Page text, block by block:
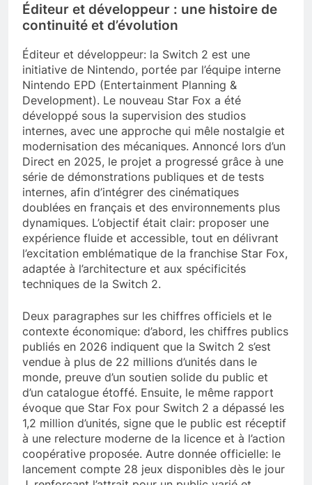
Éditeur et développeur : une histoire de
continuité et d’évolution
Éditeur et développeur: la Switch 2 est une
initiative de Nintendo, portée par l’équipe interne
Nintendo EPD (Entertainment Planning &
Development). Le nouveau Star Fox a été
développé sous la supervision des studios
internes, avec une approche qui mêle nostalgie et
modernisation des mécaniques. Annoncé lors d’un
Direct en 2025, le projet a progressé grâce à une
série de démonstrations publiques et de tests
internes, afin d’intégrer des cinématiques
doublées en français et des environnements plus
dynamiques. L’objectif était clair: proposer une
expérience fluide et accessible, tout en délivrant
l’excitation emblématique de la franchise Star Fox,
adaptée à l’architecture et aux spécificités
techniques de la Switch 2.
Deux paragraphes sur les chiffres officiels et le
contexte économique: d’abord, les chiffres publics
publiés en 2026 indiquent que la Switch 2 s’est
vendue à plus de 22 millions d’unités dans le
monde, preuve d’un soutien solide du public et
d’un catalogue étoffé. Ensuite, le même rapport
évoque que Star Fox pour Switch 2 a dépassé les
1,2 million d’unités, signe que le public est réceptif
à une relecture moderne de la licence et à l’action
coopérative proposée. Autre donnée officielle: le
lancement compte 28 jeux disponibles dès le jour